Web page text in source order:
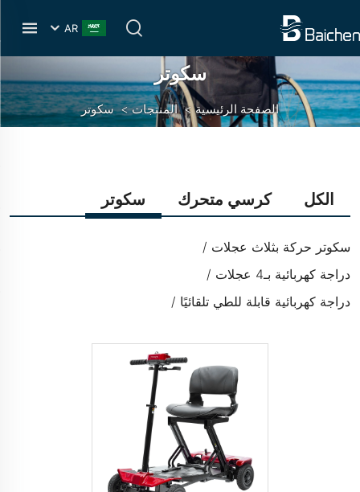
AR
سكوتر
الصفحة الرئيسية>المنتجات>سكوتر
الكل كرسي متحرك سكوتر
سكوتر حركة بثلاث عجلات
دراجة كهربائية بـ4 عجلات
دراجة كهربائية قابلة للطي تلقائيًا